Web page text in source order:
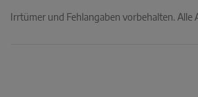
Irrtümer und Fehlangaben vorbehalten. Alle